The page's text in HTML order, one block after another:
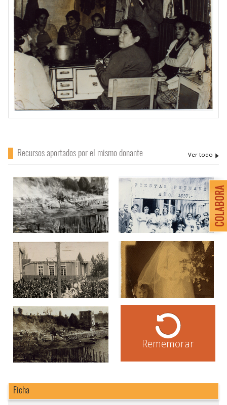
Recursos aportados por el mismo donante
Rememorar
Ficha